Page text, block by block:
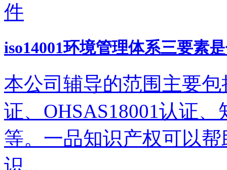
件
iso14001环境管理体系三要素
本公司辅导的范围主要包
证、OHSAS18001认证
等。一品知识产权可以